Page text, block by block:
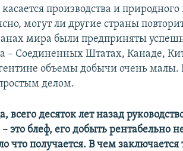
касается производства и
могут ли другие страны
мира были предприняты
– Соединенных Штатах, Канаде,
объемы добычи очень малы.
делом.
всего десяток лет назад
– это блеф, его добыть рентабельно
что получается. В чем заключается